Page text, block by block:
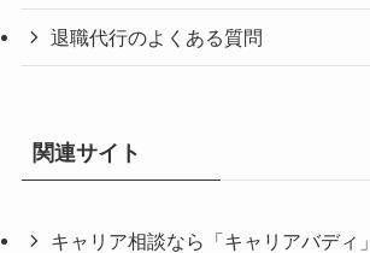
退職代行のよくある質問
関連サイト
キャリア相談なら「キャリアバディ」